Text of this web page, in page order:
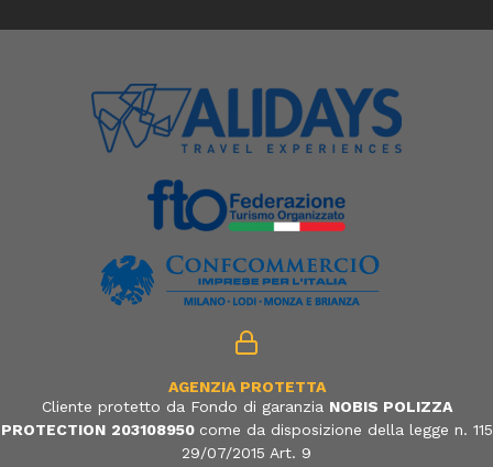
AGENZIA PROTETTA
Cliente protetto da Fondo di garanzia NOBIS POLIZZA
PROTECTION 203108950 come da disposizione della legge n. 115
29/07/2015 Art. 9